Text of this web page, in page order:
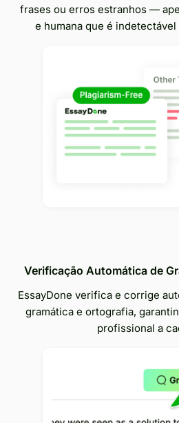
frases ou erros estranhos —
e humana que é
Verificação Automática de
EssayDone verifica e corrige
gramática e ortografia,
profissional a